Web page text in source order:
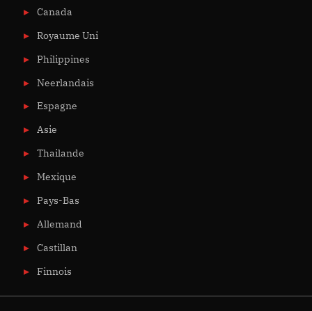
Canada
Royaume Uni
Philippines
Neerlandais
Espagne
Asie
Thailande
Mexique
Pays-Bas
Allemand
Castillan
Finnois